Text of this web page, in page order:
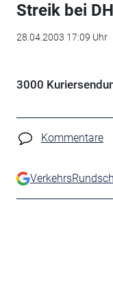
Streik bei
28.04.2003 17:09 Uhr
3000
Kommentare